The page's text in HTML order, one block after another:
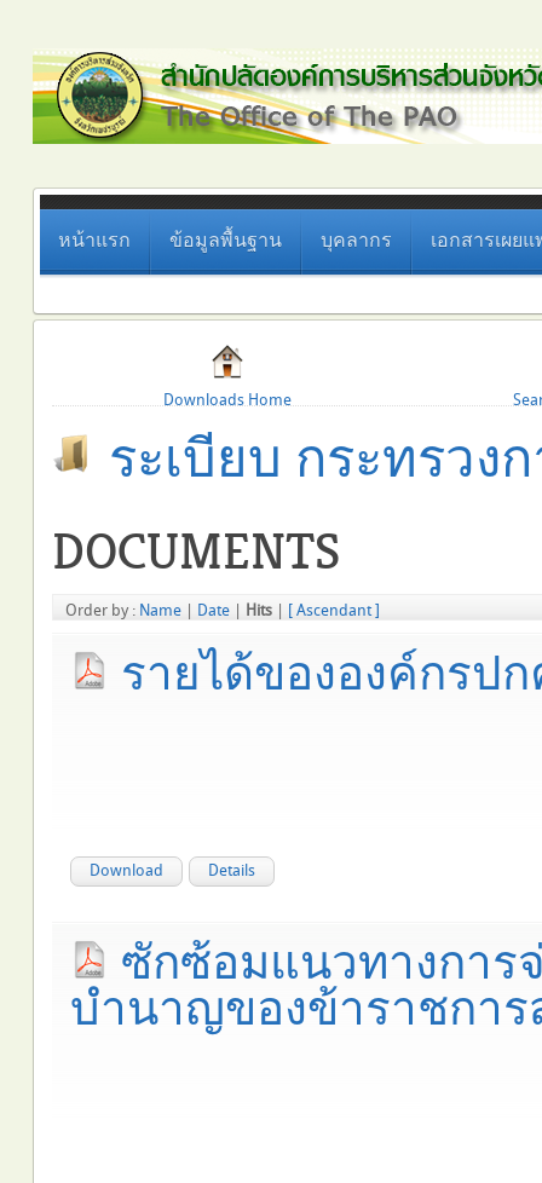
หน้าแรก ข้อมูลพื้นฐาน บุคลากร เอกสารเผยแ
Downloads Home
ระเบียบ กระทรวง
DOCUMENTS
Order by : Name Date Hits [ Ascendant ]
รายได้ขององค์กรป
Download Details
ซักซ้อมแนวทางการ
บำนาญของข้าราชการ